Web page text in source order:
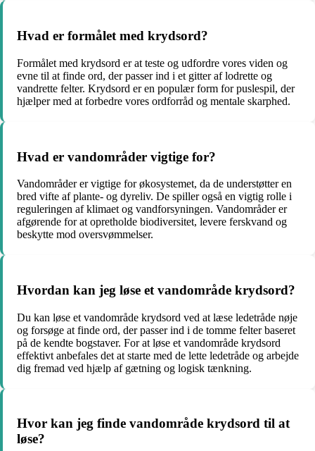
Hvad er formålet med krydsord?
Formålet med krydsord er at teste og udfordre vores viden og
evne til at finde ord, der passer ind i et gitter af lodrette og
vandrette felter. Krydsord er en populær form for puslespil, der
hjælper med at forbedre vores ordforråd og mentale skarphed.
Hvad er vandområder vigtige for?
Vandområder er vigtige for økosystemet, da de understøtter en
bred vifte af plante- og dyreliv. De spiller også en vigtig rolle i
reguleringen af klimaet og vandforsyningen. Vandområder er
afgørende for at opretholde biodiversitet, levere ferskvand og
beskytte mod oversvømmelser.
Hvordan kan jeg løse et vandområde krydsord?
Du kan løse et vandområde krydsord ved at læse ledetråde nøje
og forsøge at finde ord, der passer ind i de tomme felter baseret
på de kendte bogstaver. For at løse et vandområde krydsord
effektivt anbefales det at starte med de lette ledetråde og arbejde
dig fremad ved hjælp af gætning og logisk tænkning.
Hvor kan jeg finde vandområde krydsord til at
løse?